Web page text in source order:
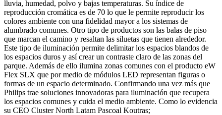
lluvia, humedad, polvo y bajas temperaturas. Su índice de
reproducción cromática es de 70 lo que le permite reproducir los
colores ambiente con una fidelidad mayor a los sistemas de
alumbrado comunes. Otro tipo de productos son las balas de piso
que marcan el camino y resaltan las siluetas que tienen alrededor.
Este tipo de iluminación permite delimitar los espacios blandos de
los espacios duros y así crear un contraste claro de las zonas del
parque. Además de ello ilumina zonas comunes con el producto eW
Flex SLX que por medio de módulos LED representan figuras o
formas de un espacio determinado. Confirmando una vez más que
Philips trae soluciones innovadoras para iluminación que recupera
los espacios comunes y cuida el medio ambiente. Como lo evidencia
su CEO Cluster North Latam Pascoal Koutras;